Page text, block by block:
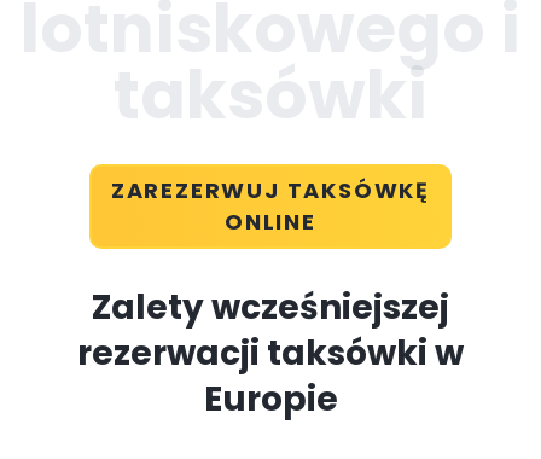
taksówki
ZAREZERWUJ TAKSÓWKĘ
ONLINE
Zalety wcześniejszej
rezerwacji taksówki w
Europie